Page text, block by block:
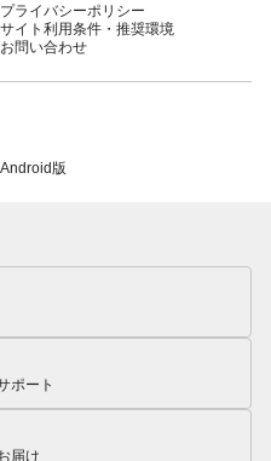
プライバシーポリシー
サイト利用条件・推奨環境
お問い合わせ
Android版
ポート
届け